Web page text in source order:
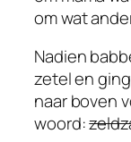
om wat
Nadien
zetel en
naar boven
woord: